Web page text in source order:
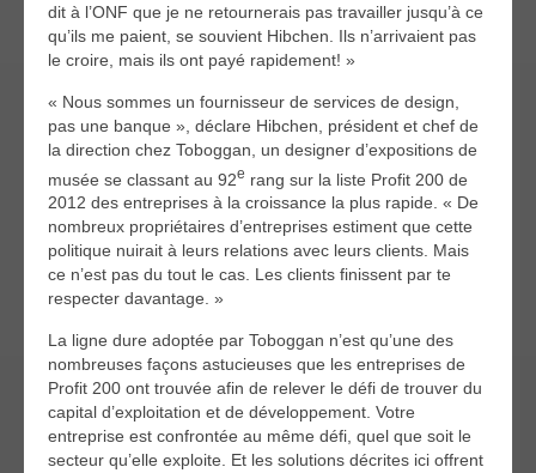
dit à l’ONF que je ne retournerais pas travailler jusqu’à ce
qu’ils me paient, se souvient Hibchen. Ils n’arrivaient pas
le croire, mais ils ont payé rapidement! »
« Nous sommes un fournisseur de services de design,
pas une banque », déclare Hibchen, président et chef de
la direction chez Toboggan, un designer d’expositions de
musée se classant au 92e rang sur la liste Profit 200 de
2012 des entreprises à la croissance la plus rapide. « De
nombreux propriétaires d’entreprises estiment que cette
politique nuirait à leurs relations avec leurs clients. Mais
ce n’est pas du tout le cas. Les clients finissent par te
respecter davantage. »
La ligne dure adoptée par Toboggan n’est qu’une des
nombreuses façons astucieuses que les entreprises de
Profit 200 ont trouvée afin de relever le défi de trouver du
capital d’exploitation et de développement. Votre
entreprise est confrontée au même défi, quel que soit le
secteur qu’elle exploite. Et les solutions décrites ici offrent